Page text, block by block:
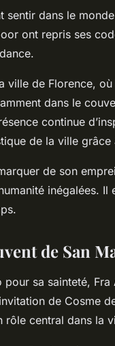
sentir dans le
ont repris ses
ville de Florence,
dans le
continue
de la ville grâce
de son
inégalées. Il
de San
sa sainteté,
de Cosme
rôle central dans la